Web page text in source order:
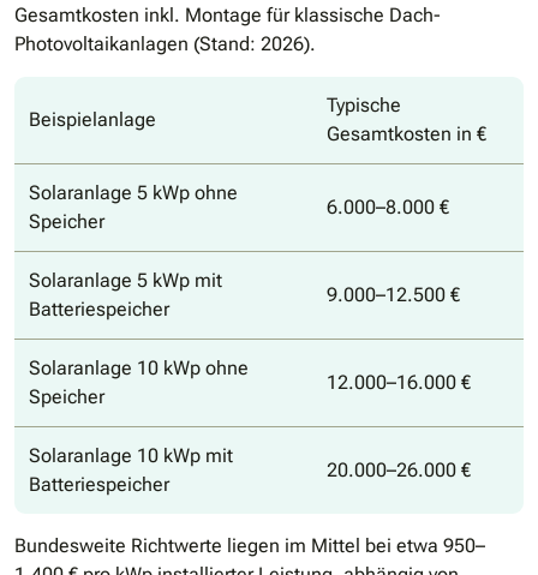
Gesamtkosten inkl. Montage für klassische Dach-
Photovoltaikanlagen (Stand: 2026).
Beispielanlage
Typische
Gesamtkosten in €
Solaranlage 5 kWp ohne
Speicher
6.000–8.000 €
Solaranlage 5 kWp mit
Batteriespeicher
9.000–12.500 €
Solaranlage 10 kWp ohne
Speicher
12.000–16.000 €
Solaranlage 10 kWp mit
Batteriespeicher
20.000–26.000 €
Bundesweite Richtwerte liegen im Mittel bei etwa 950–